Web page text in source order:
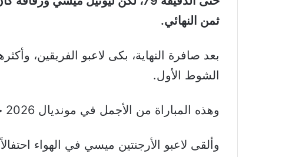
ثمن النهائي.
بعد صافرة النهاية، بكى لاعبو الفريقين،
الشوط الأول.
وهذه المباراة من الأجمل في مونديال 2026 حتى الآن.